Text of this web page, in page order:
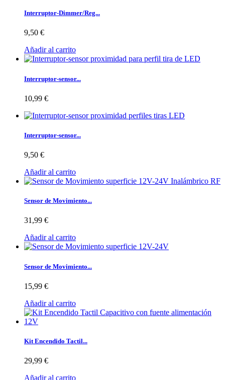
Interruptor-Dimmer/Reg...
9,50 €
Añadir al carrito
Interruptor-sensor...
10,99 €
Interruptor-sensor...
9,50 €
Añadir al carrito
Sensor de Movimiento...
31,99 €
Añadir al carrito
Sensor de Movimiento...
15,99 €
Añadir al carrito
Kit Encendido Tactil...
29,99 €
Añadir al carrito